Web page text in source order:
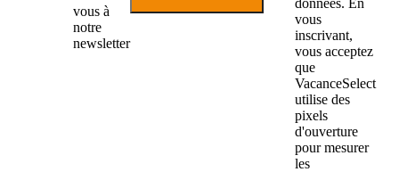
vous à
notre
newsletter
données. En
vous
inscrivant,
vous acceptez
que
VacanceSelect
utilise des
pixels
d'ouverture
pour mesurer
les